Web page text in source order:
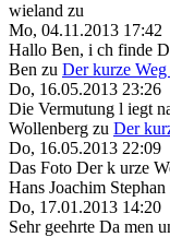
wieland zu
Mo, 04.11.2013 17:42
Hallo Ben, i ch finde
Ben zu Der kurze
Do, 16.05.2013 23:26
Die Vermutung l iegt
Wollenberg zu Der
Do, 16.05.2013 22:09
Das Foto Der k urze
Hans Joachim Stephan
Do, 17.01.2013 14:20
Sehr geehrte Da men